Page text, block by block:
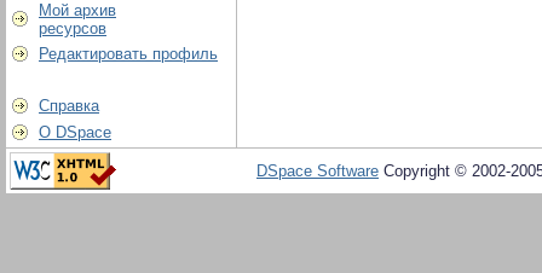
Мой архив
ресурсов
Редактировать профиль
Справка
О DSpace
DSpace Software Copyright © 2002-